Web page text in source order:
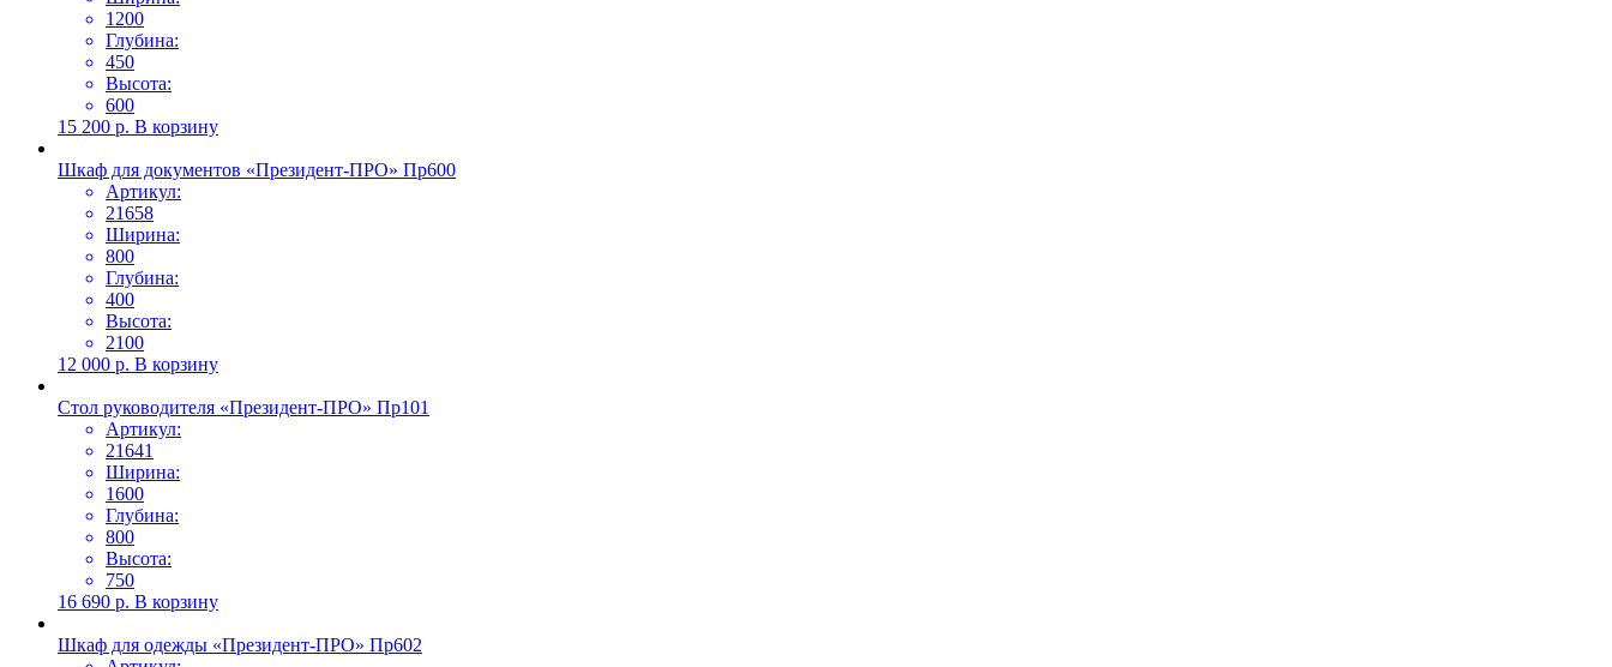
1200
Глубина:
450
Высота:
600
15 200 р. В корзину
Шкаф для документов «Президент-ПРО» Пр600
Артикул:
21658
Ширина:
800
Глубина:
400
Высота:
2100
12 000 р. В корзину
Стол руководителя «Президент-ПРО» Пр101
Артикул:
21641
Ширина:
1600
Глубина:
800
Высота:
750
16 690 р. В корзину
Шкаф для одежды «Президент-ПРО» Пр602